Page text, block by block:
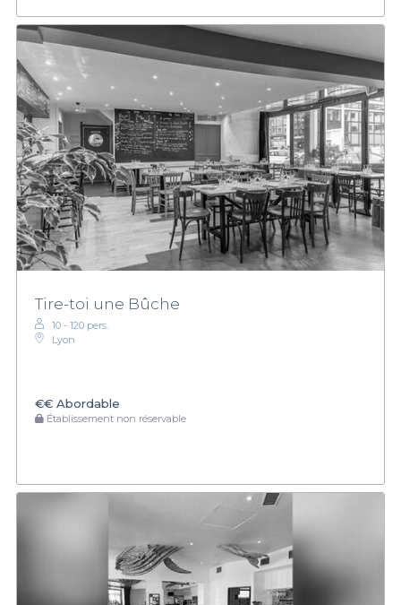
Tire-toi une Bûche
10 - 120 pers.
Lyon
€€ Abordable
Établissement non réservable